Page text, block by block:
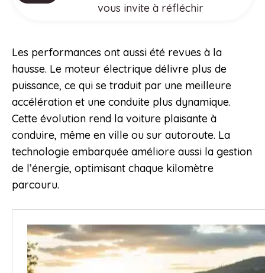
vous invite à réfléchir
Les performances ont aussi été revues à la
hausse. Le moteur électrique délivre plus de
puissance, ce qui se traduit par une meilleure
accélération et une conduite plus dynamique.
Cette évolution rend la voiture plaisante à
conduire, même en ville ou sur autoroute. La
technologie embarquée améliore aussi la gestion
de l’énergie, optimisant chaque kilomètre
parcouru.